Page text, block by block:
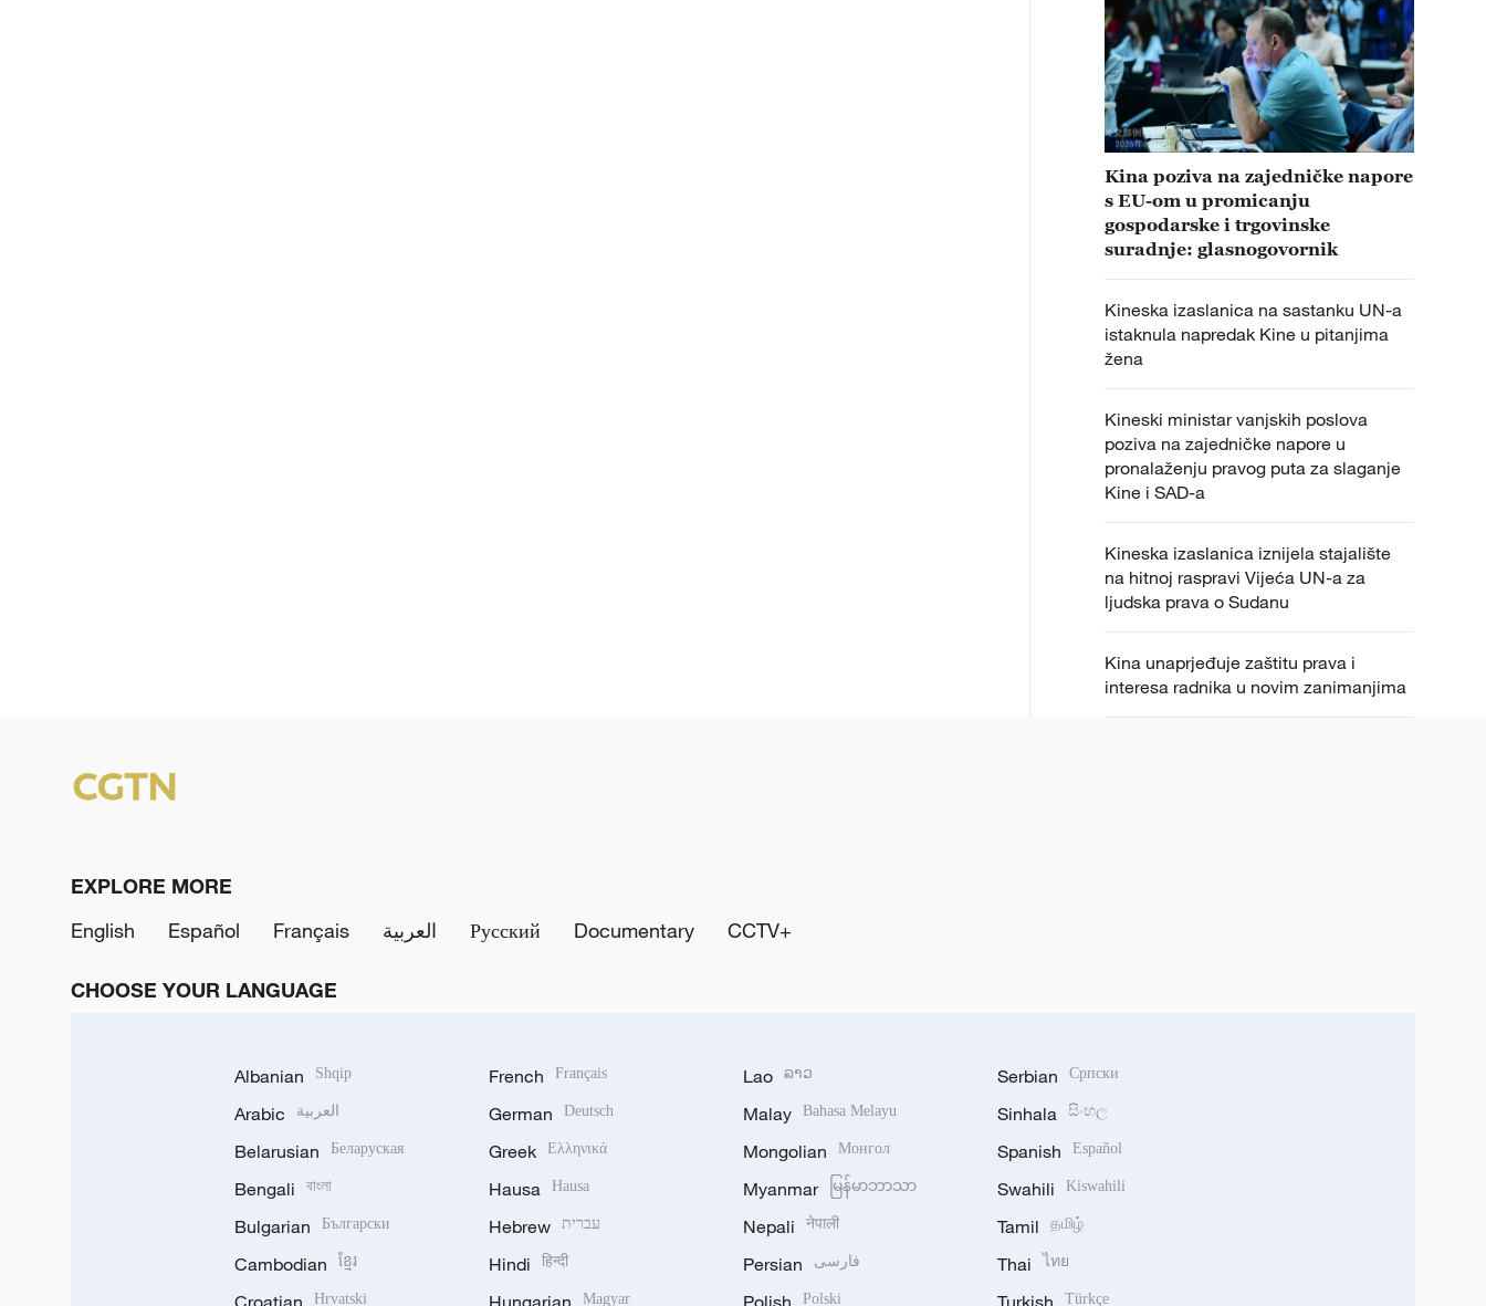
Kina poziva na zajedničke napore
s EU-om u promicanju
gospodarske i trgovinske
suradnje: glasnogovornik
Kineska izaslanica na sastanku UN-a
istaknula napredak Kine u pitanjima
žena
Kineski ministar vanjskih poslova
poziva na zajedničke napore u
pronalaženju pravog puta za slaganje
Kine i SAD-a
Kineska izaslanica iznijela stajalište
na hitnoj raspravi Vijeća UN-a za
ljudska prava o Sudanu
Kina unaprjeđuje zaštitu prava i
interesa radnika u novim zanimanjima
EXPLORE MORE
English
Español Français العربية Русский Documentary CCTV+
CHOOSE YOUR LANGUAGE
Albanian Shqip
Arabic العربية
Belarusian Беларуская
Bengali বাংলা
Bulgarian Български
Cambodian ខ្មែរ
Hrvatski
French Français
German Deutsch
Greek Ελληνικά
Hausa Hausa
Hebrew עברית
Hindi हिन्दी
Magyar
Lao ລາວ
Malay Bahasa Melayu
Mongolian Монгол
Myanmar မြန်မာဘာသာ
Nepali नेपाली
Persian فارسی
Polski
Serbian Српски
Sinhala සිංහල
Spanish Español
Swahili Kiswahili
Tamil தமிழ்
Thai ไทย
Türkçe